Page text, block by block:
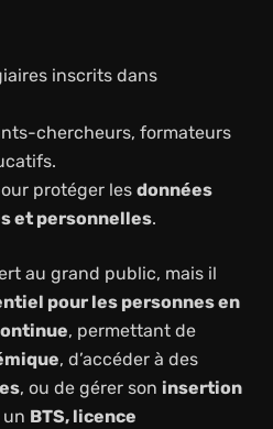
inscrits dans
chercheurs, formateurs
protéger les données
et personnelles.
au grand public, mais il
pour les personnes en
, permettant de
, d’accéder à des
, ou de gérer son insertion
un BTS, licence